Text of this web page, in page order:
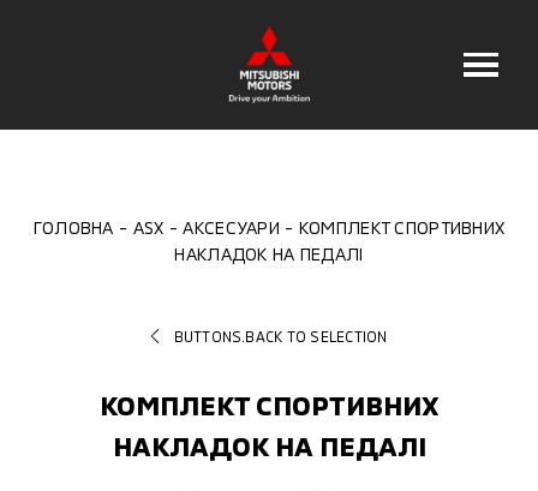
ГОЛОВНА ASX АКСЕСУАРИ
КОМПЛЕКТ СПОРТИВНИХ
НАКЛАДОК НА ПЕДАЛІ
BUTTONS.BACK TO SELECTION
КОМПЛЕКТ СПОРТИВНИХ
НАКЛАДОК НА ПЕДАЛІ